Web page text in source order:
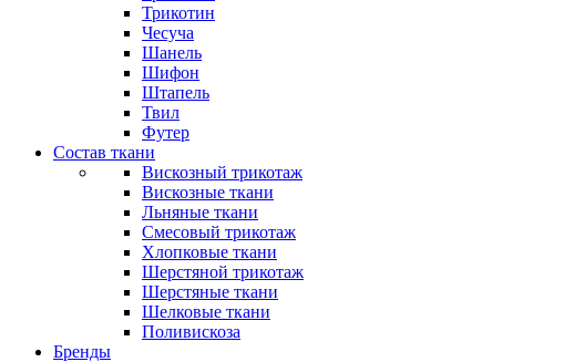
Трикотин
Чесуча
Шанель
Шифон
Штапель
Твил
Футер
Состав ткани
Вискозный трикотаж
Вискозные ткани
Льняные ткани
Смесовый трикотаж
Хлопковые ткани
Шерстяной трикотаж
Шерстяные ткани
Шелковые ткани
Поливискоза
Бренды